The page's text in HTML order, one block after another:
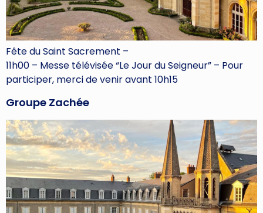
Fête du Saint Sacrement –
11h00 – Messe télévisée “Le Jour du Seigneur” – Pour
participer, merci de venir avant 10h15
Groupe Zachée